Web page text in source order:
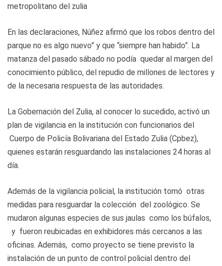
metropolitano del zulia
En las declaraciones, Núñez afirmó que los robos dentro del
parque no es algo nuevo” y que “siempre han habido”. La
matanza del pasado sábado no podía quedar al margen del
conocimiento público, del repudio de millones de lectores y
de la necesaria respuesta de las autoridades.
La Gobernación del Zulia, al conocer lo sucedido, activó un
plan de vigilancia en la institución con funcionarios del
Cuerpo de Policía Bolivariana del Estado Zulia (Cpbez),
quienes estarán resguardando las instalaciones 24 horas al
día.
Además de la vigilancia policial, la institución tomó otras
medidas para resguardar la colección del zoológico. Se
mudaron algunas especies de sus jaulas como los búfalos,
y fueron reubicadas en exhibidores más cercanos a las
oficinas. Además, como proyecto se tiene previsto la
instalación de un punto de control policial dentro del